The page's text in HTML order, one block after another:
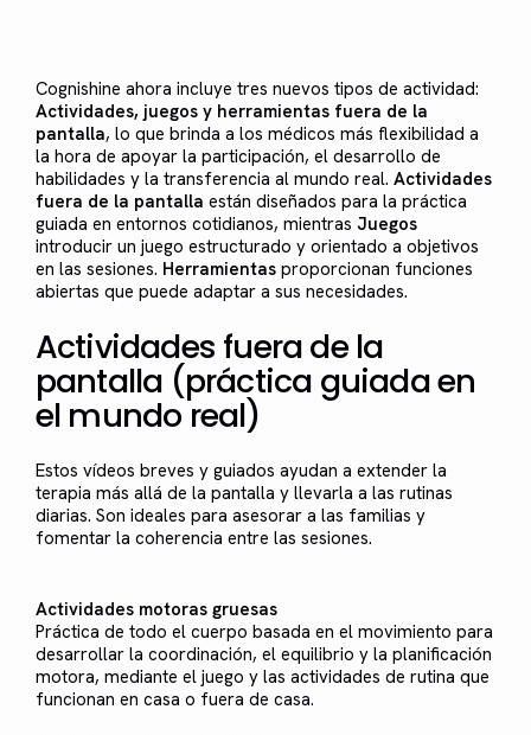
Cognishine ahora incluye tres nuevos tipos de actividad:
Actividades, juegos y herramientas fuera de la
pantalla, lo que brinda a los médicos más flexibilidad a
la hora de apoyar la participación, el desarrollo de
habilidades y la transferencia al mundo real. Actividades
fuera de la pantalla están diseñados para la práctica
guiada en entornos cotidianos, mientras Juegos
introducir un juego estructurado y orientado a objetivos
en las sesiones. Herramientasproporcionan funciones
abiertas que puede adaptar a sus necesidades.
Actividades fuera de la
pantalla (práctica guiada en
el mundo real)
Estos vídeos breves y guiados ayudan a extender la
terapia más allá de la pantalla y llevarla a las rutinas
diarias. Son ideales para asesorar a las familias y
fomentar la coherencia entre las sesiones.
Actividades motoras gruesas
Práctica de todo el cuerpo basada en el movimiento para
desarrollar la coordinación, el equilibrio y la planificación
motora, mediante el juego y las actividades de rutina que
funcionan en casa o fuera de casa.